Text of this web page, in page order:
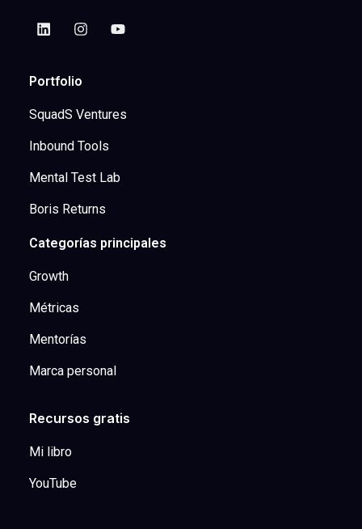
Portfolio
SquadS Ventures
Inbound Tools
Mental Test Lab
Boris Returns
Categorías principales
Growth
Métricas
Mentorías
Marca personal
Recursos gratis
Mi libro
YouTube